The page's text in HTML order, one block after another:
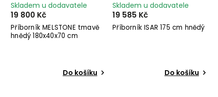
Příborník MELSTONE tmavě
hnědý 180x40x70 cm
Skladem u dodavatele
19 800 Kč
Do košíku
Příborník ISAR 175 cm hnědý
Skladem u dodavatele
19 585 Kč
Do košíku